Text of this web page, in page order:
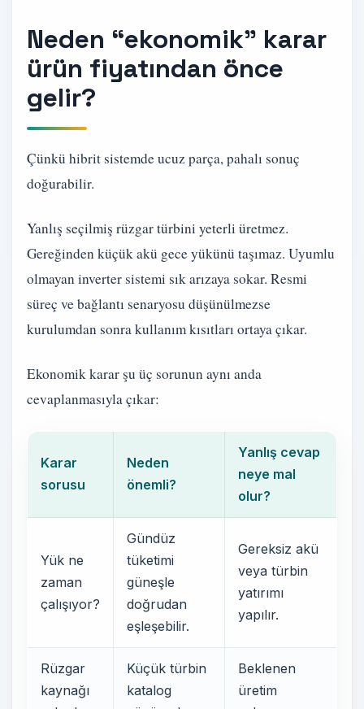
Neden “ekonomik” karar
ürün fiyatından önce
gelir?
Çünkü hibrit sistemde ucuz parça, pahalı sonuç
doğurabilir.
Yanlış seçilmiş rüzgar türbini yeterli üretmez.
Gereğinden küçük akü gece yükünü taşımaz. Uyumlu
olmayan inverter sistemi sık arızaya sokar. Resmi
süreç ve bağlantı senaryosu düşünülmezse
kurulumdan sonra kullanım kısıtları ortaya çıkar.
Ekonomik karar şu üç sorunun aynı anda
cevaplanmasıyla çıkar:
Karar
sorusu
Neden
önemli?
Yanlış cevap
neye mal
olur?
Yük ne
zaman
çalışıyor?
Gündüz
tüketimi
güneşle
doğrudan
eşleşebilir.
Gereksiz akü
veya türbin
yatırımı
yapılır.
Rüzgar
kaynağı
Küçük türbin
katalog
Beklenen
üretim